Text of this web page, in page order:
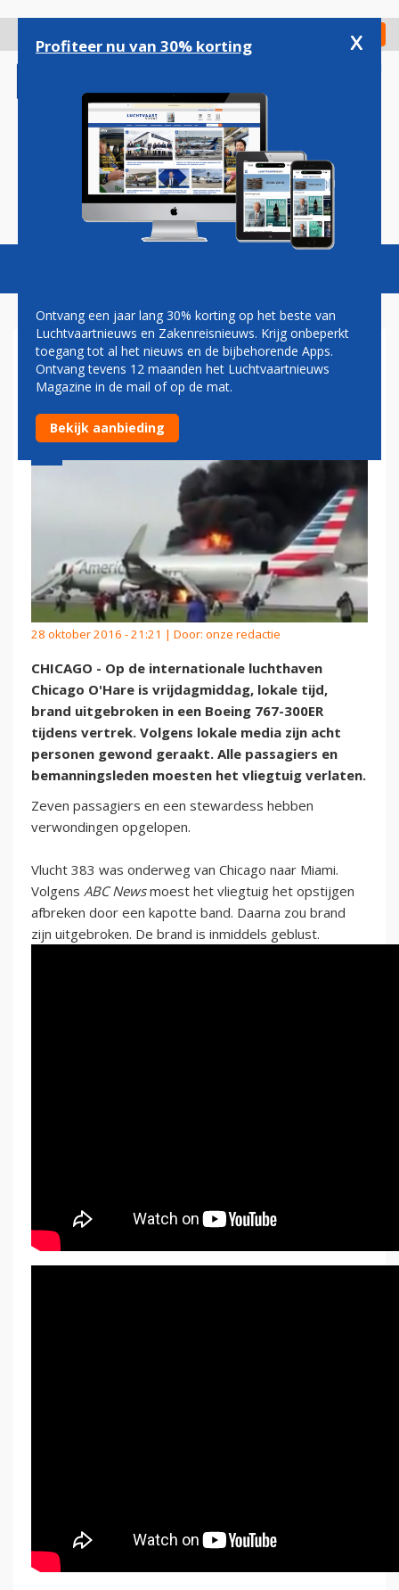
gaan
Check in
Magazine Podcasts Vacatures
VLIEGTUIG AMERICAN IN
BRAND OP CHICAGO O'HARE
28 oktober 2016 - 21:21 | Door: onze redactie
CHICAGO - Op de internationale luchthaven
Chicago O'Hare is vrijdagmiddag, lokale tijd,
brand uitgebroken in een Boeing 767-300ER
tijdens vertrek. Volgens lokale media zijn acht
personen gewond geraakt. Alle passagiers en
bemanningsleden moesten het vliegtuig verlaten.
Zeven passagiers en een stewardess hebben
verwondingen opgelopen.
Vlucht 383 was onderweg van Chicago naar Miami.
Volgens ABC Newsmoest het vliegtuig het opstijgen
afbreken door een kapotte band. Daarna zou brand
zijn uitgebroken. De brand is inmiddels geblust.
Profiteer nu van 30% korting x
Ontvang een jaar lang 30% korting op het beste van
Luchtvaartnieuws en Zakenreisnieuws. Krijg onbeperkt
toegang tot al het nieuws en de bijbehorende Apps.
Ontvang tevens 12 maanden het Luchtvaartnieuws
Magazine in de mail of op de mat.
Bekijk aanbieding